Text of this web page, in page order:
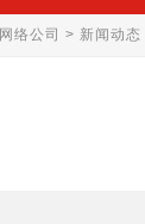
络公司 > 新闻动态